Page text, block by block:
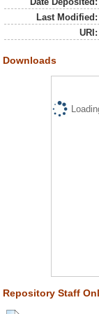
Last Modified:
URI:
Downloads
Repository Staff